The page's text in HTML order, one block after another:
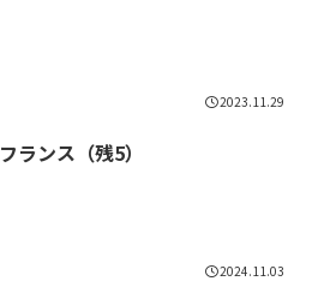
2023.11.29
フランス（残5）
2024.11.03